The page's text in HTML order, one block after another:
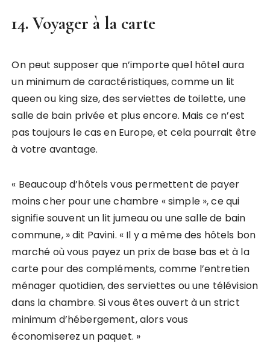
14. Voyager à la carte
On peut supposer que n’importe quel hôtel aura
un minimum de caractéristiques, comme un lit
queen ou king size, des serviettes de toilette, une
salle de bain privée et plus encore. Mais ce n’est
pas toujours le cas en Europe, et cela pourrait être
à votre avantage.
« Beaucoup d’hôtels vous permettent de payer
moins cher pour une chambre « simple », ce qui
signifie souvent un lit jumeau ou une salle de bain
commune, » dit Pavini. « Il y a même des hôtels bon
marché où vous payez un prix de base bas et à la
carte pour des compléments, comme l’entretien
ménager quotidien, des serviettes ou une télévision
dans la chambre. Si vous êtes ouvert à un strict
minimum d’hébergement, alors vous
économiserez un paquet. »